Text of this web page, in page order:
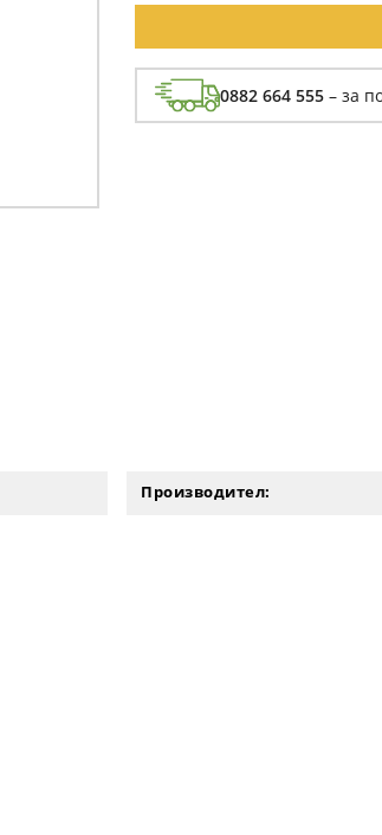
0882 664 555 – за
Производител: